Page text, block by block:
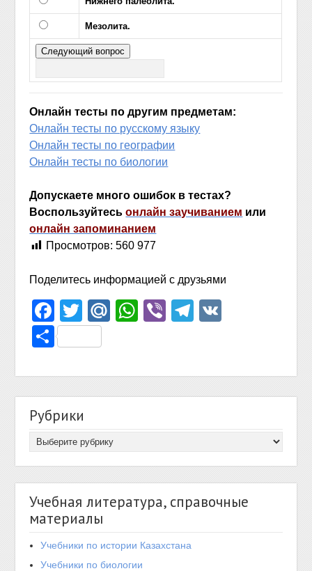
Мезолита.
Онлайн тесты по другим предметам:
Онлайн тесты по русскому языку
Онлайн тесты по географии
Онлайн тесты по биологии
Допускаете много ошибок в тестах?
Воспользуйтесьонлайн заучиванием или
онлайн запоминанием
Просмотров: 560 977
Поделитесь информацией с друзьями
Facebook
TwitterMail.Ru
WhatsApp
ViberTelegram
Отправить
Рубрики
Учебная литература, справочные
материалы
Учебники по истории Казахстана
Учебники по биологии